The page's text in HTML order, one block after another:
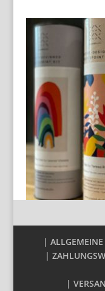
| ALLGEMEINE
|
|